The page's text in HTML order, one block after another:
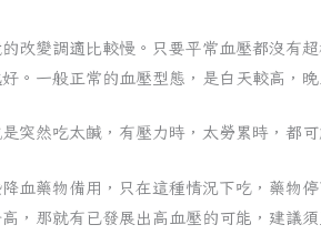
改變調適比較慢。只要平常血壓都沒有
。一般正常的血壓型態，是白天較高，晚
突然吃太鹹，有壓力時，太勞累時，都可
血藥物備用，只在這種情況下吃，藥物
，那就有已發展出高血壓的可能，建議須